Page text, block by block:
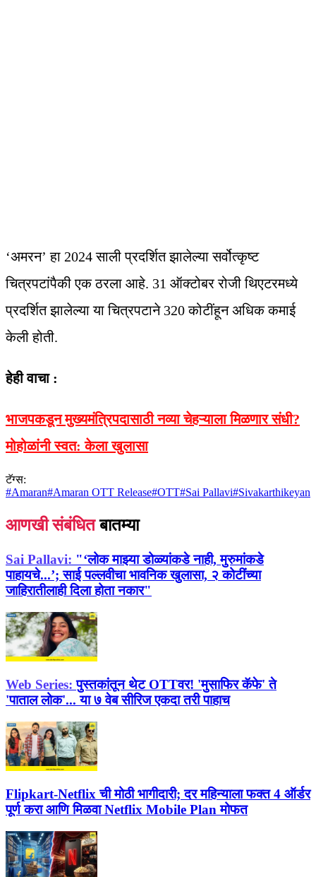
‘अमरन’ हा 2024 साली प्रदर्शित झालेल्या सर्वोत्कृष्ट
चित्रपटांपैकी एक ठरला आहे. 31 ऑक्टोबर रोजी थिएटरमध्ये
प्रदर्शित झालेल्या या चित्रपटाने 320 कोटींहून अधिक कमाई
केली होती.
हेही वाचा :
भाजपकडून मुख्यमंत्रि‍पदासाठी नव्या चेहऱ्याला मिळणार संधी?
मोहोळांनी स्वत: केला खुलासा
टॅग्स:
#Amaran#Amaran OTT Release#OTT#Sai Pallavi#Sivakarthikeyan
आणखी संबंधित बातम्या
Sai Pallavi: "‘लोक माझ्या डोळ्यांकडे नाही, मुरुमांकडे
पाहायचे...’; साई पल्लवीचा भावनिक खुलासा, २ कोटींच्या
जाहिरातीलाही दिला होता नकार"
Web Series: पुस्तकांतून थेट OTTवर! 'मुसाफिर कॅफे' ते
'पाताल लोक'... या ७ वेब सीरिज एकदा तरी पाहाच
Flipkart-Netflix ची मोठी भागीदारी; दर महिन्याला फक्त 4 ऑर्डर
पूर्ण करा आणि मिळवा Netflix Mobile Plan मोफत